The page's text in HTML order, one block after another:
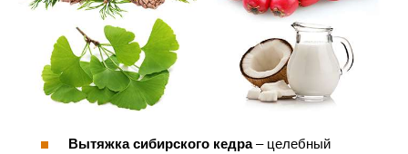
Вытяжка сибирского кедра– целебный